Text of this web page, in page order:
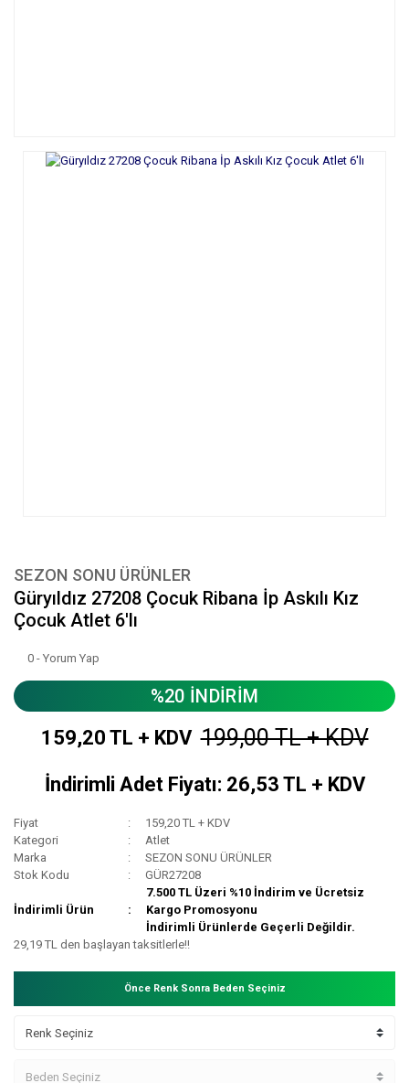
SEZON SONU ÜRÜNLER
Güryıldız 27208 Çocuk Ribana İp Askılı Kız
Çocuk Atlet 6'lı
0 - Yorum Yap
%20 İNDİRİM
159,20 TL + KDV 199,00 TL + KDV
İndirimli Adet Fiyatı: 26,53 TL + KDV
Fiyat
159,20 TL + KDV
Kategori
Atlet
Marka
SEZON SONU ÜRÜNLER
Stok Kodu
GÜR27208
İndirimli Ürün
7.500 TL Üzeri %10 İndirim ve Ücretsiz
Kargo Promosyonu
İndirimli Ürünlerde Geçerli Değildir.
29,19 TL den başlayan taksitlerle!!
Önce Renk Sonra Beden Seçiniz